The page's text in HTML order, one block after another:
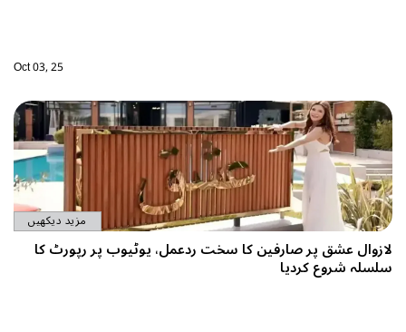
Oct 03, 25
مزید دیکھیں
عشق پر صارفین کا سخت ردعمل، یوٹیوب پر رپورٹ کا
شروع کردیا